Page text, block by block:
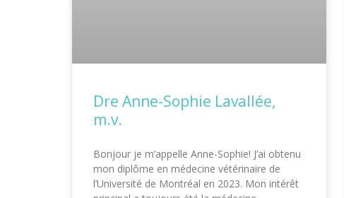
Dre Anne-Sophie Lavallée,
m.v.
Bonjour je m’appelle Anne-Sophie! J’ai obtenu
mon diplôme en médecine vétérinaire de
l’Université de Montréal en 2023. Mon intérêt